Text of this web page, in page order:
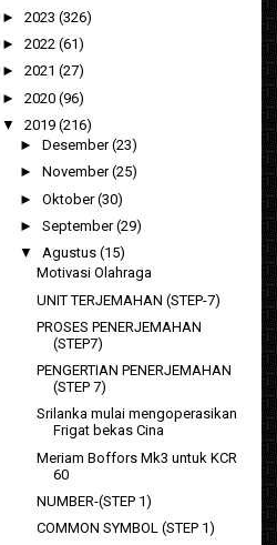
► 2023 (326)
► 2022 (61)
► 2021 (27)
► 2020 (96)
▼ 2019 (216)
► Desember(23)
► November(25)
► Oktober(30)
► September(29)
▼ Agustus (15)
Motivasi Olahraga
UNIT TERJEMAHAN (STEP-7)
PROSES PENERJEMAHAN
(STEP7)
PENGERTIAN PENERJEMAHAN
(STEP 7)
Srilanka mulai mengoperasikan
Frigat bekas Cina
Meriam Boffors Mk3 untuk KCR
60
NUMBER-(STEP 1)
COMMON SYMBOL (STEP 1)